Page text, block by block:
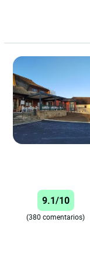
9.1/10
(380 comentarios)